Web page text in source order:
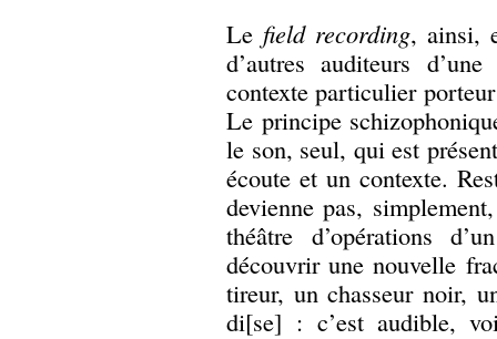
Le field recording, ainsi,
d’autres auditeurs
contexte particulier
Le principe
le son, seul, qui est
écoute et un contexte.
devienne pas,
théâtre d’opérations
découvrir une nouvelle
tireur, un chasseur noir,
di[se] : c’est audible,